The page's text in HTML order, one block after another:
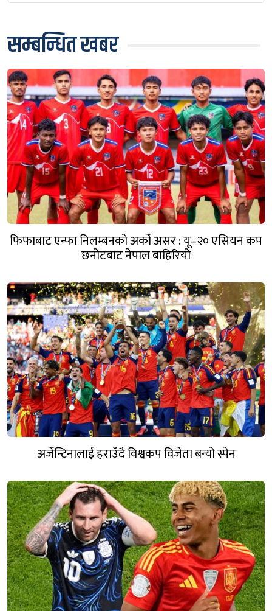
सम्बन्धित खबर
फिफाबाट एन्फा निलम्बनको अर्को असर : यू–२० एसियन कप
छनोटबाट नेपाल बाहिरियो
अर्जेन्टिनालाई हराउँदै विश्वकप विजेता बन्यो स्पेन